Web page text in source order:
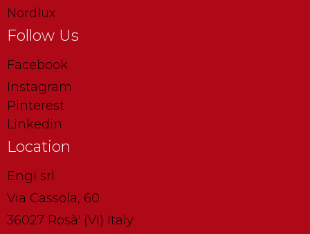
Nordlux
Follow Us
Facebook
Instagram
Pinterest
Linkedin
Location
Engi srl
Via Cassola, 60
36027 Rosà' (VI) Italy